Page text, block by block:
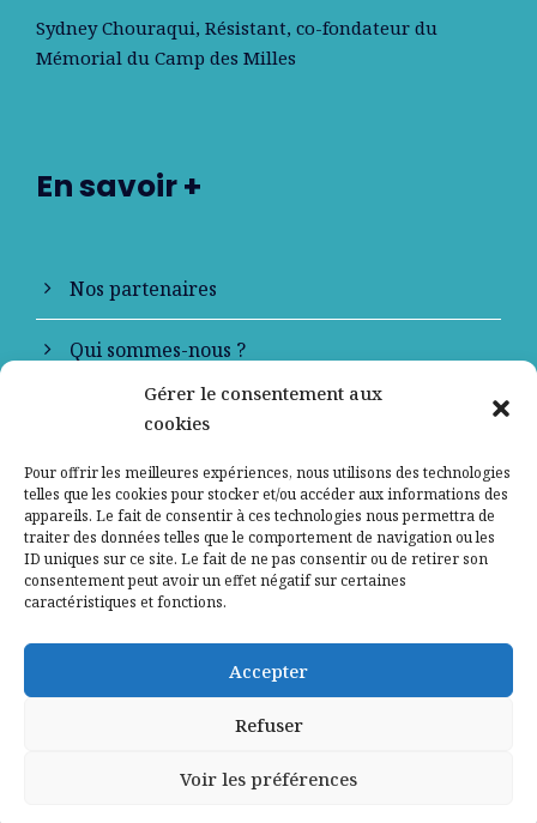
Gérer le consentement aux
cookies
Pour offrir les meilleures expériences, nous utilisons des technologies
telles que les cookies pour stocker et/ou accéder aux informations des
appareils. Le fait de consentir à ces technologies nous permettra de
traiter des données telles que le comportement de navigation ou les
ID uniques sur ce site. Le fait de ne pas consentir ou de retirer son
consentement peut avoir un effet négatif sur certaines
caractéristiques et fonctions.
Accepter
Refuser
Voir les préférences
Sydney Chouraqui, Résistant, co-fondateur du
Mémorial du Camp des Milles
En savoir +
Nos partenaires
Qui sommes-nous ?
Contactez-nous
Mentions légales
Politique de confidentialité